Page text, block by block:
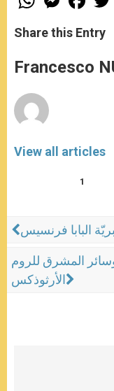
h
t
s
p
p
e
s
e
g
e
a
e
b
o
k
r
Share this Entry
Francesco
View all articles
1
المشرق للروم
الأرثوذكس